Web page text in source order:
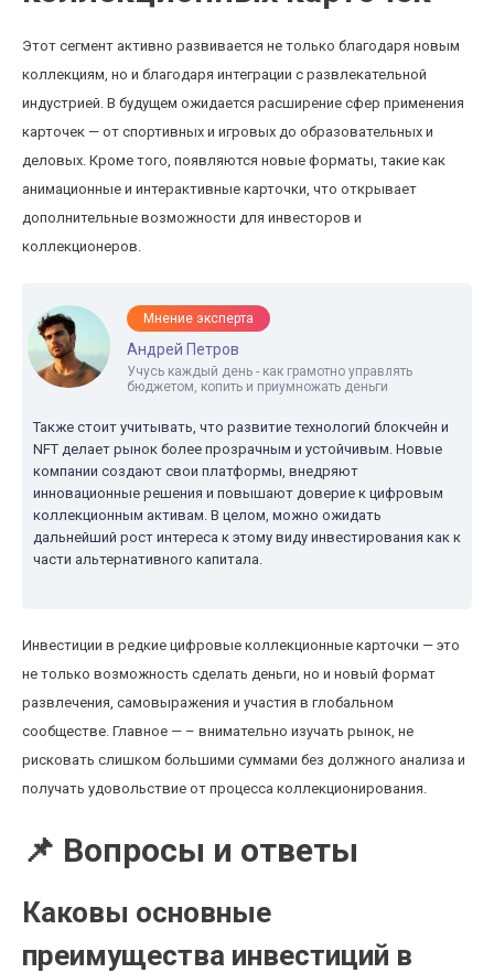
Этот сегмент активно развивается не только благодаря новым
коллекциям, но и благодаря интеграции с развлекательной
индустрией. В будущем ожидается расширение сфер применения
карточек — от спортивных и игровых до образовательных и
деловых. Кроме того, появляются новые форматы, такие как
анимационные и интерактивные карточки, что открывает
дополнительные возможности для инвесторов и
коллекционеров.
Мнение эксперта
Андрей Петров
Учусь каждый день - как грамотно управлять
бюджетом, копить и приумножать деньги
Также стоит учитывать, что развитие технологий блокчейн и
NFT делает рынок более прозрачным и устойчивым. Новые
компании создают свои платформы, внедряют
инновационные решения и повышают доверие к цифровым
коллекционным активам. В целом, можно ожидать
дальнейший рост интереса к этому виду инвестирования как к
части альтернативного капитала.
Инвестиции в редкие цифровые коллекционные карточки — это
не только возможность сделать деньги, но и новый формат
развлечения, самовыражения и участия в глобальном
сообществе. Главное — – внимательно изучать рынок, не
рисковать слишком большими суммами без должного анализа и
получать удовольствие от процесса коллекционирования.
📌 Вопросы и ответы
Каковы основные
преимущества инвестиций в